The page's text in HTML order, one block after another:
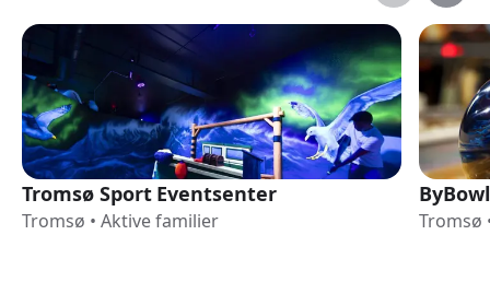
Tromsø Sport Eventsenter
Tromsø • Aktive familier Tromsø